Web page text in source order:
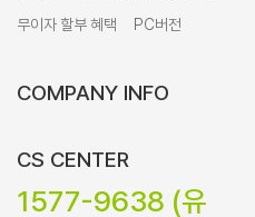
무이자 할부 혜택
PC버전
COMPANY INFO
CS CENTER
1577-9638 (유